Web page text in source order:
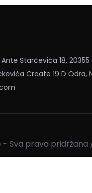
Starčevića 18,
Croate 19 D Odra,
- Sva prava pridržana